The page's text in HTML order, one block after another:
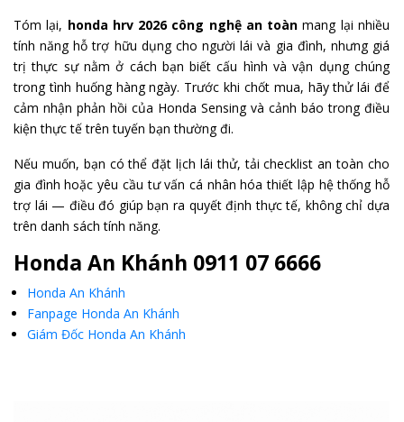
Tóm lại, honda hrv 2026 công nghệ an toàn mang lại nhiều
tính năng hỗ trợ hữu dụng cho người lái và gia đình, nhưng giá
trị thực sự nằm ở cách bạn biết cấu hình và vận dụng chúng
trong tình huống hàng ngày. Trước khi chốt mua, hãy thử lái để
cảm nhận phản hồi của Honda Sensing và cảnh báo trong điều
kiện thực tế trên tuyến bạn thường đi.
Nếu muốn, bạn có thể đặt lịch lái thử, tải checklist an toàn cho
gia đình hoặc yêu cầu tư vấn cá nhân hóa thiết lập hệ thống hỗ
trợ lái — điều đó giúp bạn ra quyết định thực tế, không chỉ dựa
trên danh sách tính năng.
Honda An Khánh 0911 07 6666
Honda An Khánh
Fanpage Honda An Khánh
Giám Đốc Honda An Khánh